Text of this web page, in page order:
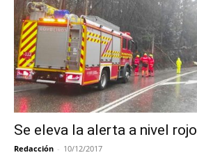
Se eleva la alerta a nivel rojo
Redacción - 10/12/2017